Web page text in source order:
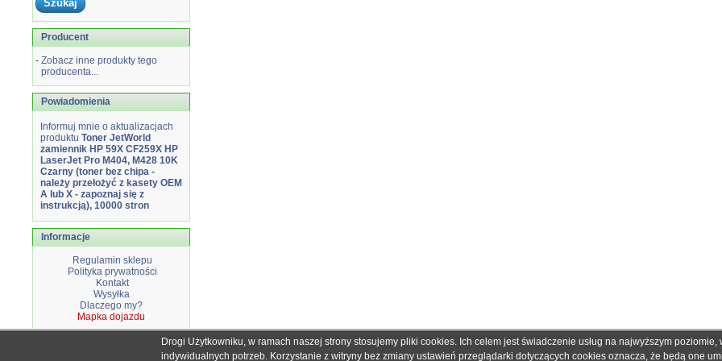
Producent
- Zobacz inne produkty tego
producenta...
Powiadomienia
Informuj mnie o aktualizacjach
produktu Toner JetWorld
zamiennik HP 59X CF259X HP
LaserJet Pro M404, M428 10K
Czarny (toner bez chipa -
należy przełożyć z kasety OEM
A lub X - zapoznaj się z
instrukcją), 10000 stron
Informacje
Regulamin sklepu
Polityka prywatności
Kontakt
Wysyłka
Dlaczego my?
Mapka dojazdu
Wszystkie nazwy i znaki handlowe użyte na stronie sklepu dobretonery.pl są znakami zastrzeżonymi dla ich właścicieli i zostały użyte wyłącznie w
Drogi Użytkowniku, w ramach naszej strony stosujemy pliki cookies. Ich celem jest świadczenie usług na najwyższym
indywidualnych potrzeb. Korzystanie z witryny bez zmiany ustawień przeglądarki dotyczących cookies oznacza, że będą one